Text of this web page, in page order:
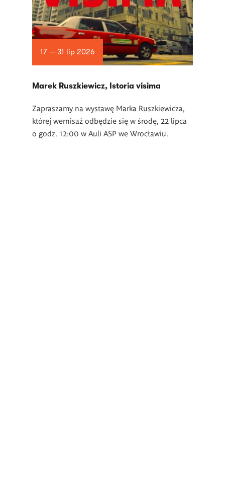
17 — 31 lip 2026
Marek Ruszkiewicz, Istoria visima
Zapraszamy na wystawę Marka Ruszkiewicza,
której wernisaż odbędzie się w środę, 22 lipca
o godz. 12:00 w Auli ASP we Wrocławiu.